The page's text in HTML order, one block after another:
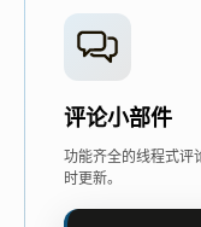
评论小部件
功能齐全的线程式评
时更新。